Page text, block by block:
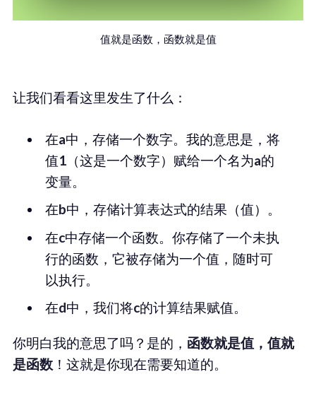
值就是函数，函数就是值
让我们看看这里发生了什么：
在a中，存储一个数字。我的意思是，将
值1（这是一个数字）赋给一个名为a的
变量。
在b中，存储计算表达式的结果（值）。
在c中存储一个函数。你存储了一个未执
行的函数，它被存储为一个值，随时可
以执行。
在d中，我们将c的计算结果赋值。
你明白我的意思了吗？是的， 函数就是值，值就
是函数！这就是你现在需要知道的。